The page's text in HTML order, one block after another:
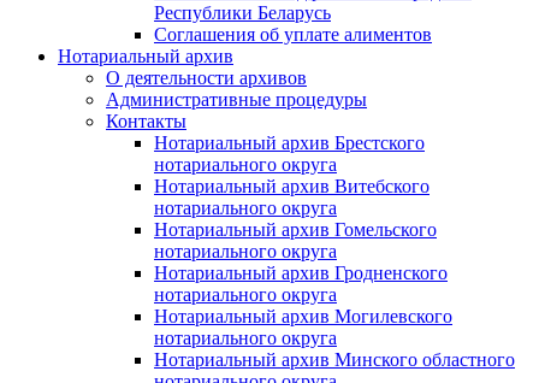
Республики Беларусь
Соглашения об уплате алиментов
Нотариальный архив
О деятельности архивов
Административные процедуры
Контакты
Нотариальный архив Брестского
нотариального округа
Нотариальный архив Витебского
нотариального округа
Нотариальный архив Гомельского
нотариального округа
Нотариальный архив Гродненского
нотариального округа
Нотариальный архив Могилевского
нотариального округа
Нотариальный архив Минского областного